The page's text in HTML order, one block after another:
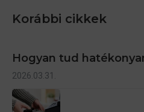
Korábbi cikkek
Hogyan tud
2026.03.31.